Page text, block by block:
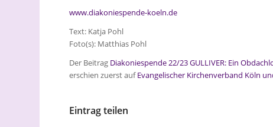
www.diakoniespende-koeln.de
Text: Katja Pohl
Foto(s): Matthias Pohl
Der Beitrag Diakoniespende 22/23 GULLIVER: Ein
erschien zuerst aufEvangelischer Kirchenverband Köln
Eintrag teilen